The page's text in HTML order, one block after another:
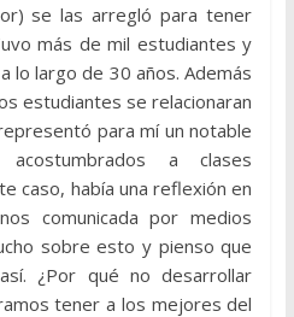
se las arregló para tener
más de mil estudiantes y
lo largo de 30 años. Además
estudiantes se relacionaran
para mí un notable
acostumbrados a clases
caso, había una reflexión en
comunicada por medios
sobre esto y pienso que
¿Por qué no desarrollar
tener a los mejores del